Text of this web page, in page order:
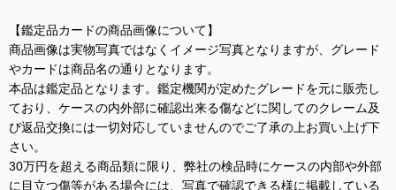
【鑑定品カードの商品画像について】
商品画像は実物写真ではなくイメージ写真となりますが、グレード
やカードは商品名の通りとなります。
本品は鑑定品となります。鑑定機関が定めたグレードを元に販売し
ており、ケースの内外部に確認出来る傷などに関してのクレーム及
び返品交換には一切対応していませんのでご了承の上お買い上げ下
さい。
30万円を超える商品類に限り、弊社の検品時にケースの内部や外部
に目立つ傷等がある場合には、写真で確認できる様に掲載している